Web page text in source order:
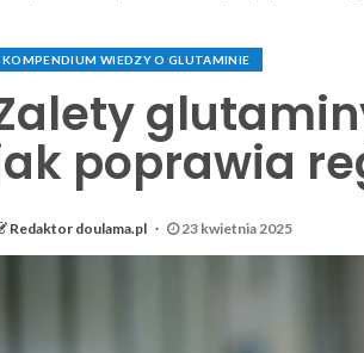
KOMPENDIUM WIEDZY O GLUTAMINIE
poprawia
Redaktor doulama.pl 23 kwietnia 2025